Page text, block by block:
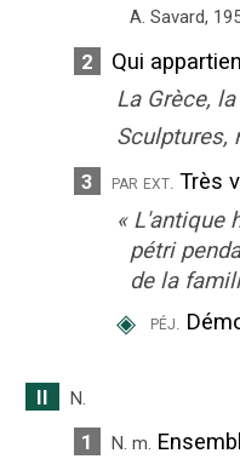
A. Savard,
2
Qui
La Grèce,
Sculptures,
3 par ext. Très
« L'antique
pétri
de la
◈ péj.
II N.
1 N. m.